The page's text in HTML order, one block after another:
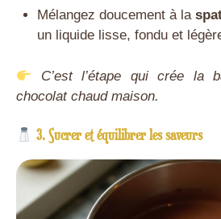
Mélangez doucement à la
un liquide lisse, fondu et
C’est l’étape qui crée la
chocolat chaud maison.
3. Sucrer et équilibrer les saveurs